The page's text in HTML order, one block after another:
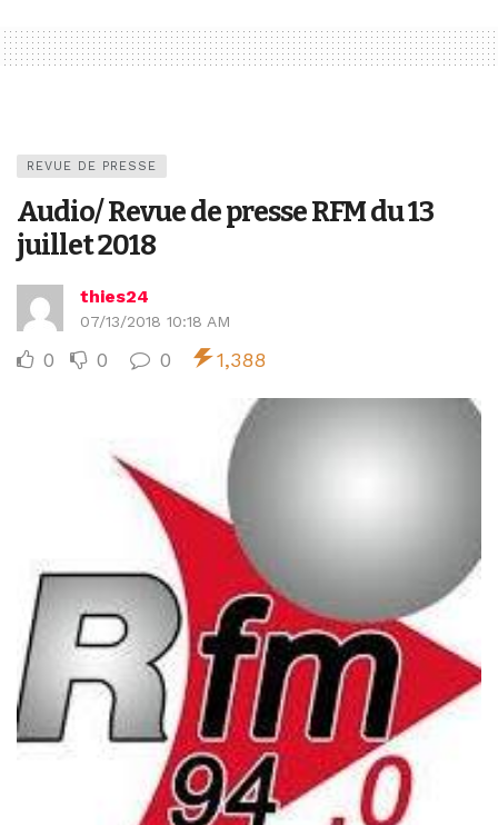
REVUE DE PRESSE
Audio/ Revue de presse RFM du 13
juillet 2018
thies24
07/13/2018 10:18 AM
0 0 0 1,388